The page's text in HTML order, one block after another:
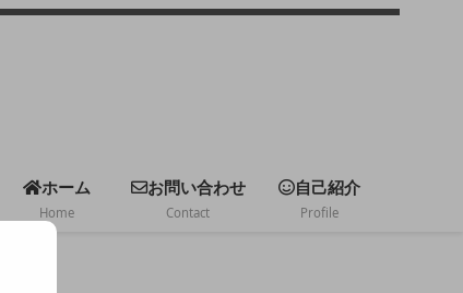
ホーム
Home
お問い合わせ
Contact
自己紹介
Profile